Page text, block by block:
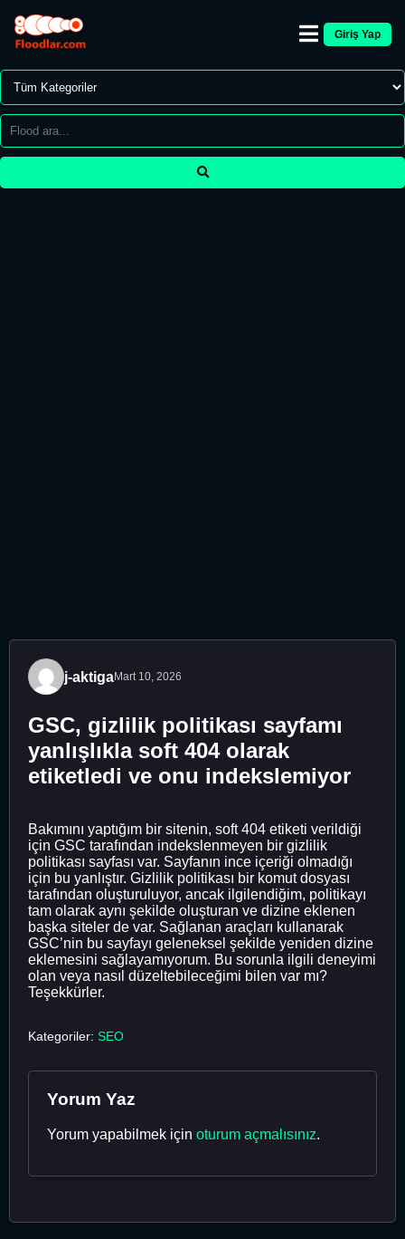
Giriş Yap
j-aktigaMart 10, 2026
GSC, gizlilik politikası sayfamı
yanlışlıkla soft 404 olarak
etiketledi ve onu indekslemiyor
Bakımını yaptığım bir sitenin, soft 404 etiketi verildiği
için GSC tarafından indekslenmeyen bir gizlilik
politikası sayfası var. Sayfanın ince içeriği olmadığı
için bu yanlıştır. Gizlilik politikası bir komut dosyası
tarafından oluşturuluyor, ancak ilgilendiğim, politikayı
tam olarak aynı şekilde oluşturan ve dizine eklenen
başka siteler de var. Sağlanan araçları kullanarak
GSC’nin bu sayfayı geleneksel şekilde yeniden dizine
eklemesini sağlayamıyorum. Bu sorunla ilgili deneyimi
olan veya nasıl düzeltebileceğimi bilen var mı?
Teşekkürler.
Kategoriler: SEO
Yorum Yaz
Yorum yapabilmek için oturum açmalısınız.